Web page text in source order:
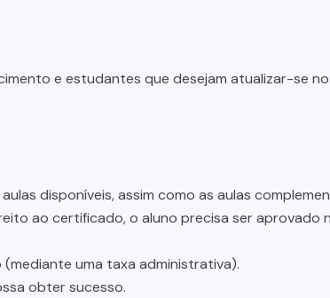
e estudantes que desejam atualizar-se
disponíveis, assim como as aulas
ao certificado, o aluno precisa ser aprovado
uma taxa administrativa).
obter sucesso.